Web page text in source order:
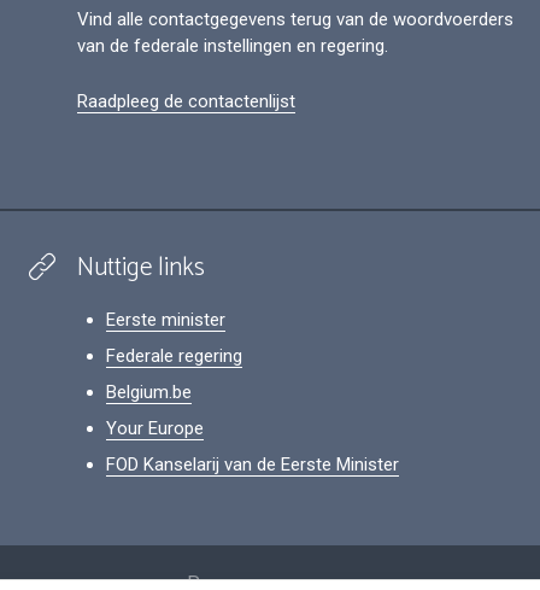
Vind alle contactgegevens terug van de woordvoerders
van de federale instellingen en regering.
Raadpleeg de contactenlijst
Nuttige links
Eerste minister
Federale regering
Belgium.be
Your Europe
FOD Kanselarij van de Eerste Minister
Persoonsgegevens